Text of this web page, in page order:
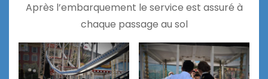
Après l’embarquement le service est assuré à
chaque passage au sol